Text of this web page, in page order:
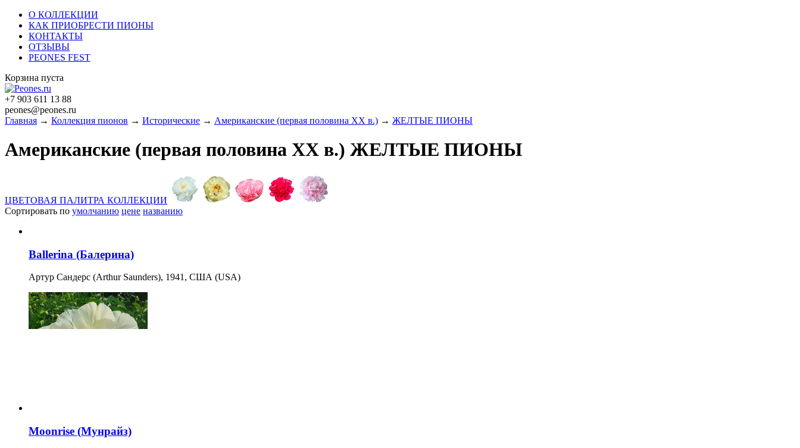
О КОЛЛЕКЦИИ
КАК ПРИОБРЕСТИ ПИОНЫ
КОНТАКТЫ
ОТЗЫВЫ
PEONES FEST
Корзина пуста
+7 903 611 13 88
peones@peones.ru
Главная → Коллекция пионов → Исторические → Американские (первая половина XX в.) → ЖЕЛТЫЕ ПИОНЫ
Американские (первая половина XX в.) ЖЕЛТЫЕ ПИОНЫ
ЦВЕТОВАЯ ПАЛИТРА КОЛЛЕКЦИИ
Сортировать по умолчанию цене названию
Ballerina (Балерина)
Артур Сандерс (Arthur Saunders), 1941, США (USA)
Moonrise (Мунрайз)